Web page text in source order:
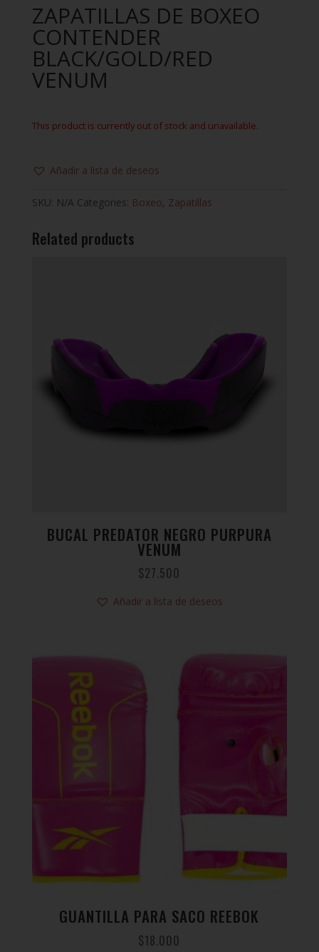
ZAPATILLAS DE BOXEO
CONTENDER
BLACK/GOLD/RED
VENUM
This product is currently out of stock and unavailable.
Añadir a lista de deseos
SKU: N/A Categories: Boxeo, Zapatillas
Related products
BUCAL PREDATOR NEGRO PURPURA
VENUM
$27.500
Añadir a lista de deseos
GUANTILLA PARA SACO REEBOK
$18.000